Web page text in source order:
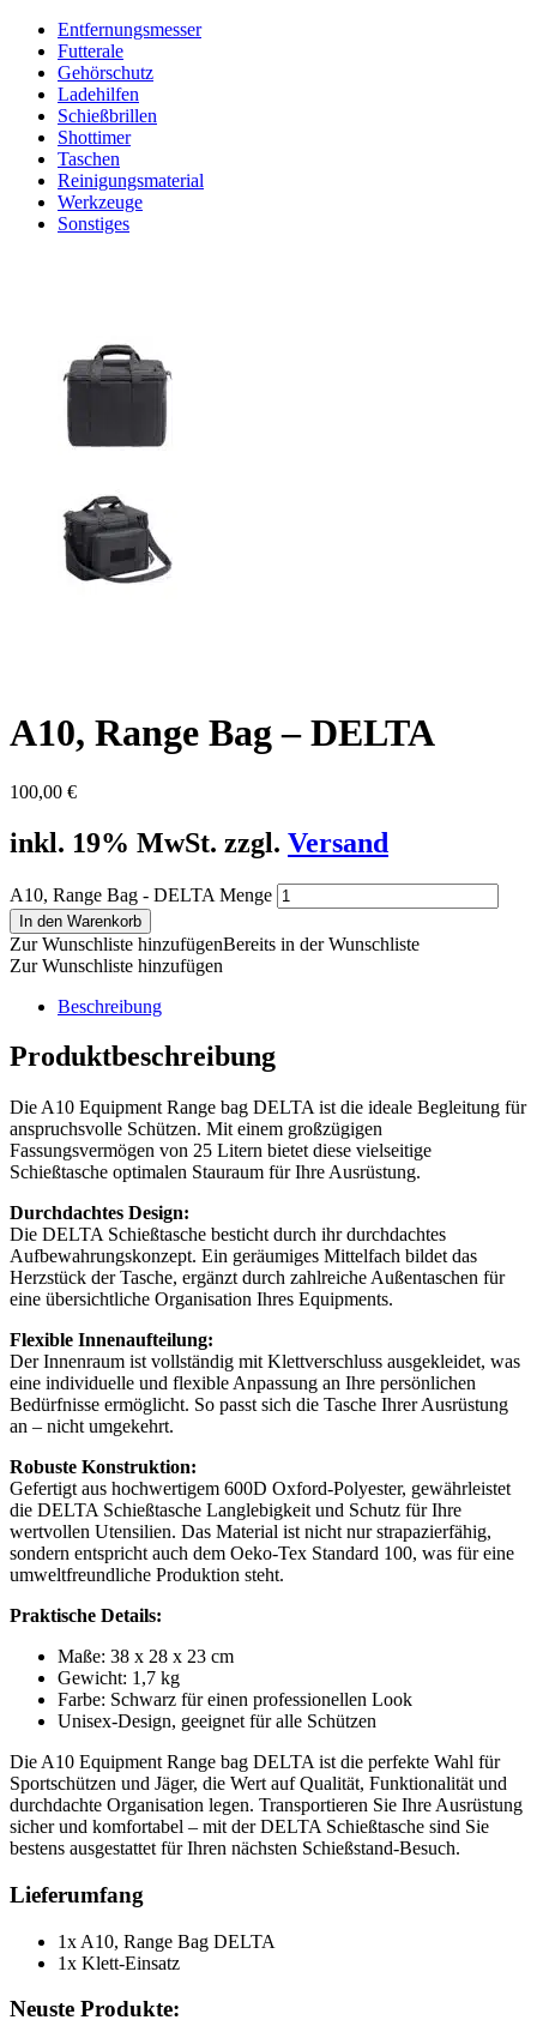
Entfernungsmesser
Futterale
Gehörschutz
Ladehilfen
Schießbrillen
Shottimer
Taschen
Reinigungsmaterial
Werkzeuge
Sonstiges
A10, Range Bag – DELTA
100,00 €
inkl. 19% MwSt. zzgl. Versand
A10, Range Bag - DELTA Menge
In den Warenkorb
Zur Wunschliste hinzufügenBereits in der Wunschliste
Zur Wunschliste hinzufügen
Beschreibung
Produktbeschreibung
Die A10 Equipment Range bag DELTA ist die ideale Begleitung für
anspruchsvolle Schützen. Mit einem großzügigen
Fassungsvermögen von 25 Litern bietet diese vielseitige
Schießtasche optimalen Stauraum für Ihre Ausrüstung.
Durchdachtes Design:
Die DELTA Schießtasche besticht durch ihr durchdachtes
Aufbewahrungskonzept. Ein geräumiges Mittelfach bildet das
Herzstück der Tasche, ergänzt durch zahlreiche Außentaschen für
eine übersichtliche Organisation Ihres Equipments.
Flexible Innenaufteilung:
Der Innenraum ist vollständig mit Klettverschluss ausgekleidet, was
eine individuelle und flexible Anpassung an Ihre persönlichen
Bedürfnisse ermöglicht. So passt sich die Tasche Ihrer Ausrüstung
an – nicht umgekehrt.
Robuste Konstruktion:
Gefertigt aus hochwertigem 600D Oxford-Polyester, gewährleistet
die DELTA Schießtasche Langlebigkeit und Schutz für Ihre
wertvollen Utensilien. Das Material ist nicht nur strapazierfähig,
sondern entspricht auch dem Oeko-Tex Standard 100, was für eine
umweltfreundliche Produktion steht.
Praktische Details:
Maße: 38 x 28 x 23 cm
Gewicht: 1,7 kg
Farbe: Schwarz für einen professionellen Look
Unisex-Design, geeignet für alle Schützen
Die A10 Equipment Range bag DELTA ist die perfekte Wahl für
Sportschützen und Jäger, die Wert auf Qualität, Funktionalität und
durchdachte Organisation legen. Transportieren Sie Ihre Ausrüstung
sicher und komfortabel – mit der DELTA Schießtasche sind Sie
bestens ausgestattet für Ihren nächsten Schießstand-Besuch.
Lieferumfang
1x A10, Range Bag DELTA
1x Klett-Einsatz
Neuste Produkte: